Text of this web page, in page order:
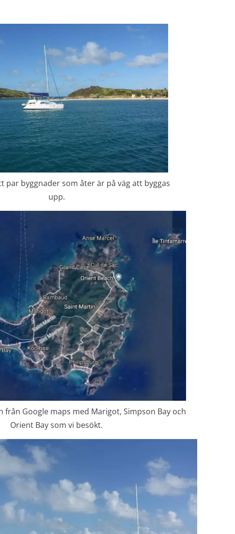
par byggnader som åter är på väg att byggas
upp.
från Google maps med Marigot, Simpson Bay och
Orient Bay som vi besökt.